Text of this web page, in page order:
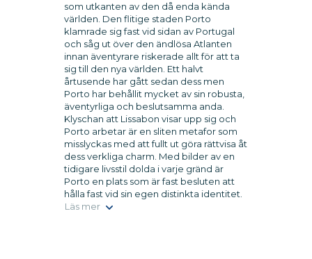
som utkanten av den då enda kända
världen. Den flitige staden Porto
klamrade sig fast vid sidan av Portugal
och såg ut över den ändlösa Atlanten
innan äventyrare riskerade allt för att ta
sig till den nya världen. Ett halvt
årtusende har gått sedan dess men
Porto har behållit mycket av sin robusta,
äventyrliga och beslutsamma anda.
Klyschan att Lissabon visar upp sig och
Porto arbetar är en sliten metafor som
misslyckas med att fullt ut göra rättvisa åt
dess verkliga charm. Med bilder av en
tidigare livsstil dolda i varje gränd är
Porto en plats som är fast besluten att
hålla fast vid sin egen distinkta identitet.
Läs mer